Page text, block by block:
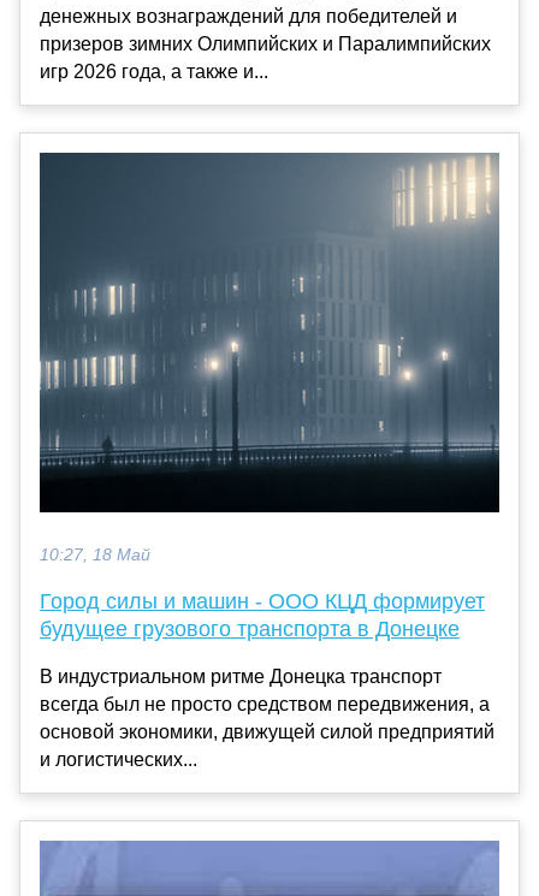
денежных вознаграждений для победителей и
призеров зимних Олимпийских и Паралимпийских
игр 2026 года, а также и...
10:27, 18 Май
Город силы и машин - ООО КЦД формирует
будущее грузового транспорта в Донецке
В индустриальном ритме Донецка транспорт
всегда был не просто средством передвижения, а
основой экономики, движущей силой предприятий
и логистических...